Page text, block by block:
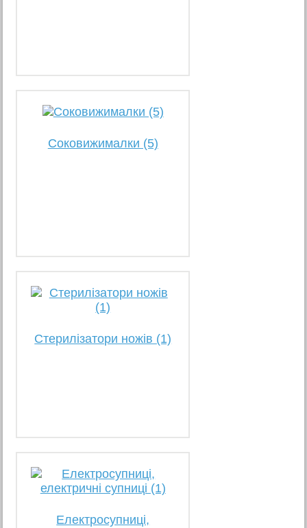
Соковижималки (5)
Стерилізатори ножів (1)
Електросупниці,